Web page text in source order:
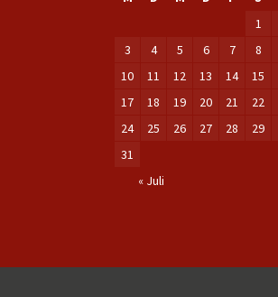
1
3
4 5 6 7 8
10
11 12 13 14 15
17
18 19 20 21 22
24
25 26 27 28 29
31
« Juli